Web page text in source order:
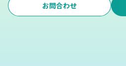
お問合わせ